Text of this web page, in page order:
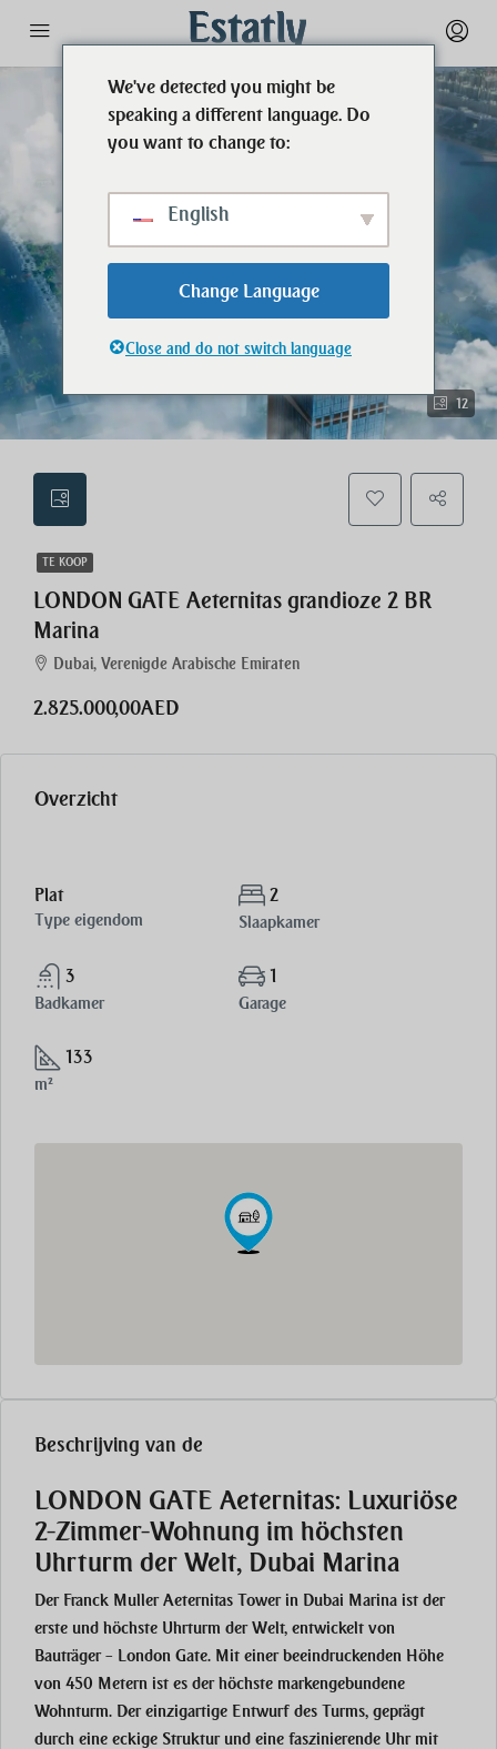
12
TE KOOP
LONDON GATE Aeternitas grandioze 2 BR
Marina
Dubai, Verenigde Arabische Emiraten
2.825.000,00AED
Overzicht
Plat
Type eigendom
2
Slaapkamer
3
Badkamer
1
Garage
133
m²
Beschrijving van de
LONDON GATE Aeternitas: Luxuriöse
2-Zimmer-Wohnung im höchsten
Uhrturm der Welt, Dubai Marina
Der Franck Muller Aeternitas Tower in Dubai Marina ist der
erste und höchste Uhrturm der Welt, entwickelt von
Bauträger – London Gate. Mit einer beeindruckenden Höhe
von 450 Metern ist es der höchste markengebundene
Wohnturm. Der einzigartige Entwurf des Turms, geprägt
durch eine eckige Struktur und eine faszinierende Uhr mit
We've detected you might be
speaking a different language. Do
you want to change to:
English
Change Language
Close and do not switch language